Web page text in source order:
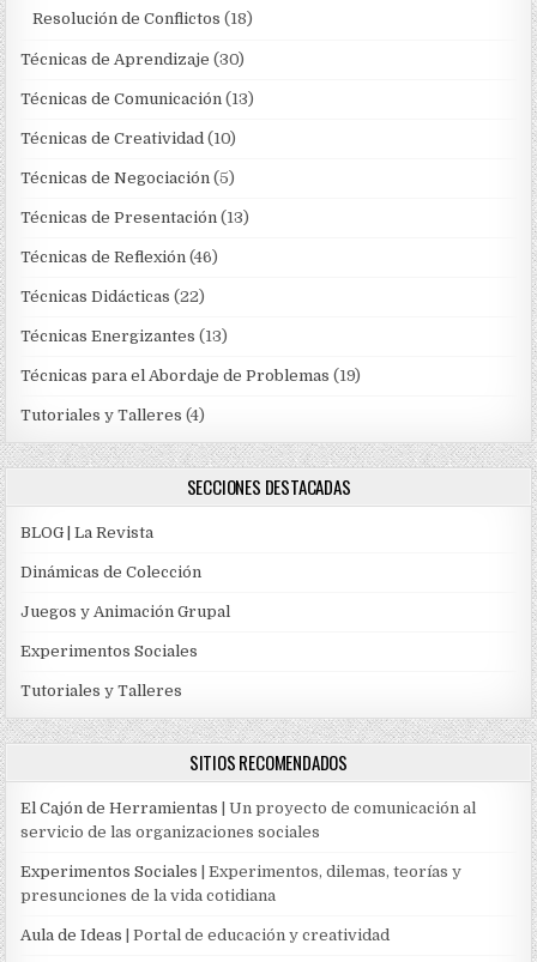
Resolución de Conflictos (18)
Técnicas de Aprendizaje (30)
Técnicas de Comunicación (13)
Técnicas de Creatividad (10)
Técnicas de Negociación (5)
Técnicas de Presentación (13)
Técnicas de Reflexión (46)
Técnicas Didácticas (22)
Técnicas Energizantes (13)
Técnicas para el Abordaje de Problemas (19)
Tutoriales y Talleres (4)
SECCIONES DESTACADAS
BLOG | La Revista
Dinámicas de Colección
Juegos y Animación Grupal
Experimentos Sociales
Tutoriales y Talleres
SITIOS RECOMENDADOS
El Cajón de Herramientas | Un proyecto de comunicación al
servicio de las organizaciones sociales
Experimentos Sociales | Experimentos, dilemas, teorías y
presunciones de la vida cotidiana
Aula de Ideas | Portal de educación y creatividad